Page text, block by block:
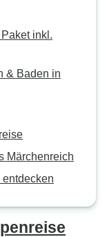
inkl.
& Baden in
Märchenreich